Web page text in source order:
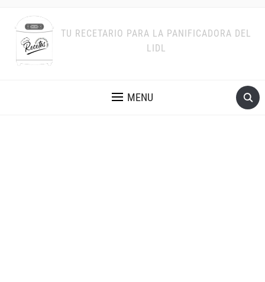
TU RECETARIO PARA LA PANIFICADORA DEL
LIDL
MENU